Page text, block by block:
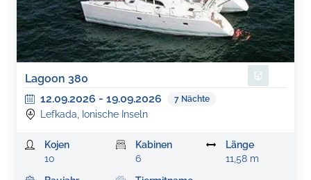
Lagoon 380
12.09.2026 - 19.09.2026 7 Nächte
Lefkada, Ionische Inseln
Kojen
10
Kabinen
6
Länge
11,58 m